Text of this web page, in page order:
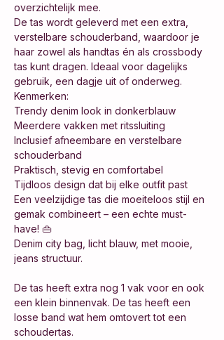
overzichtelijk mee.
De tas wordt geleverd met een extra,
verstelbare schouderband, waardoor je
haar zowel als handtas én als crossbody
tas kunt dragen. Ideaal voor dagelijks
gebruik, een dagje uit of onderweg.
Kenmerken:
Trendy denim look in donkerblauw
Meerdere vakken met ritssluiting
Inclusief afneembare en verstelbare
schouderband
Praktisch, stevig en comfortabel
Tijdloos design dat bij elke outfit past
Een veelzijdige tas die moeiteloos stijl en
gemak combineert – een echte must-
have! 👜
Denim city bag, licht blauw, met mooie,
jeans structuur.
De tas heeft extra nog 1 vak voor en ook
een klein binnenvak. De tas heeft een
losse band wat hem omtovert tot een
schoudertas.